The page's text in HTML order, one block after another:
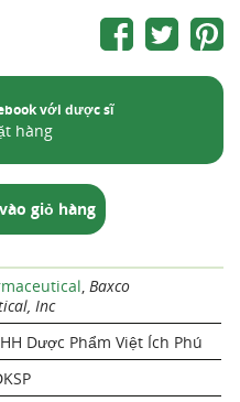
với dược sĩ
hàng
giỏ hàng
, Baxco
Inc
Dược Phẩm Việt Ích Phú